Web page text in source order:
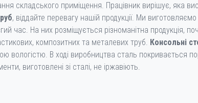
складського приміщення. Працівник вирішує, яка
, віддайте перевагу нашій продукції. Ми
час. На них розміщується різноманітна продукція,
композитних та металевих труб. Консольні
вологістю. В ході виробництва сталь покривається
виготовлені зі сталі, не іржавіють.